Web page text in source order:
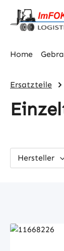
Hauptinhalt
Zur Suche
Zur
Home
Ersatzteile
Hersteller